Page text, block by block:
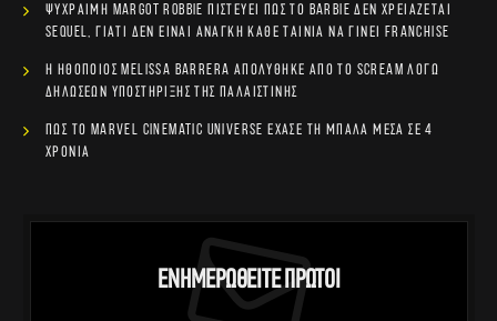
Ψύχραιμη Margot Robbie πιστεύει πως το Barbie δεν χρειάζεται
sequel, γιατί δεν είναι ανάγκη κάθε ταινία να γίνει franchise
Η ηθοποιός Melissa Barrera απολύθηκε από το Scream λόγω
δηλώσεων υποστήριξης της Παλαιστίνης
Πώς το Marvel Cinematic Universe έχασε τη μπάλα μέσα σε 4
χρόνια
Ενημερωθείτε Πρώτοι